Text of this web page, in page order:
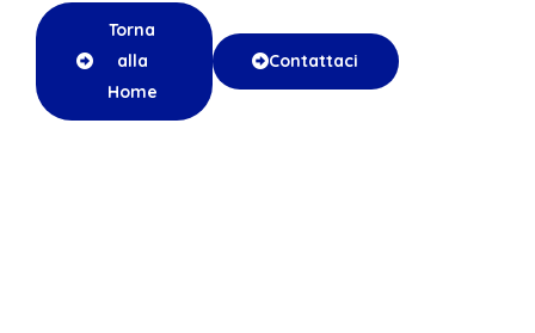
Torna
alla
Home
Contattaci